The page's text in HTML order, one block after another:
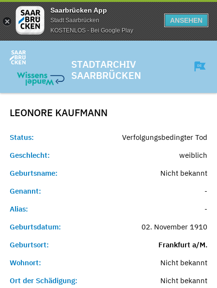
Saarbrücken App
Stadt Saarbrücken
KOSTENLOS - Bei Google Play
ANSEHEN
STADTARCHIV
SAARBRÜCKEN
LEONORE KAUFMANN
Status:
Verfolgungsbedingter Tod
Geschlecht:
weiblich
Geburtsname:
Nicht bekannt
Genannt:
-
Alias:
-
Geburtsdatum:
02. November 1910
Geburtsort:
Frankfurt a/M.
Wohnort:
Nicht bekannt
Ort der Schädigung:
Nicht bekannt